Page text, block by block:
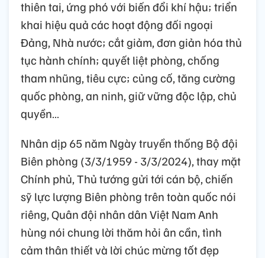
thiên tai, ứng phó với biến đổi khí hậu; triển
khai hiệu quả các hoạt động đối ngoại
Đảng, Nhà nước; cắt giảm, đơn giản hóa thủ
tục hành chính; quyết liệt phòng, chống
tham nhũng, tiêu cực; củng cố, tăng cường
quốc phòng, an ninh, giữ vững độc lập, chủ
quyền…
Nhân dịp 65 năm Ngày truyền thống Bộ đội
Biên phòng (3/3/1959 - 3/3/2024), thay mặt
Chính phủ, Thủ tướng gửi tới cán bộ, chiến
sỹ lực lượng Biên phòng trên toàn quốc nói
riêng, Quân đội nhân dân Việt Nam Anh
hùng nói chung lời thăm hỏi ân cần, tình
cảm thân thiết và lời chúc mừng tốt đẹp